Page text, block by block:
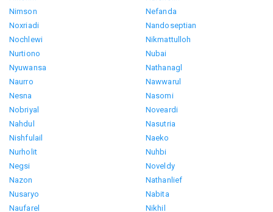
Nimson
Noxriadi
Nochlewi
Nurtiono
Nyuwansa
Naurro
Nesna
Nobriyal
Nahdul
Nishfulail
Nurholit
Negsi
Nazon
Nusaryo
Naufarel
Nefanda
Nandoseptian
Nikmattulloh
Nubai
Nathanagl
Nawwarul
Nasomi
Noveardi
Nasutria
Naeko
Nuhbi
Noveldy
Nathanlief
Nabita
Nikhil